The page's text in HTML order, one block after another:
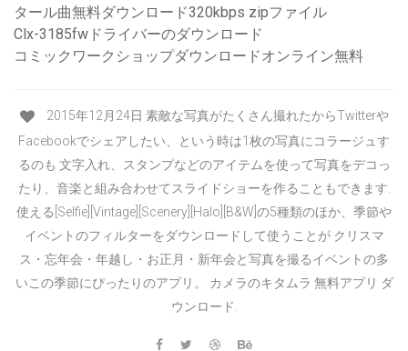
タール曲無料ダウンロード320kbps zipファイル
Clx-3185fwドライバーのダウンロード
コミックワークショップダウンロードオンライン無料
2015年12月24日 素敵な写真がたくさん撮れたからTwitterや
Facebookでシェアしたい、という時は1枚の写真にコラージュす
るのも 文字入れ、スタンプなどのアイテムを使って写真をデコっ
たり、音楽と組み合わせてスライドショーを作ることもできます.
使える[Selfie][Vintage][Scenery][Halo][B&W]の5種類のほか、季節や
イベントのフィルターをダウンロードして使うことが クリスマ
ス・忘年会・年越し・お正月・新年会と写真を撮るイベントの多
いこの季節にぴったりのアプリ。 カメラのキタムラ 無料アプリ ダ
ウンロード.